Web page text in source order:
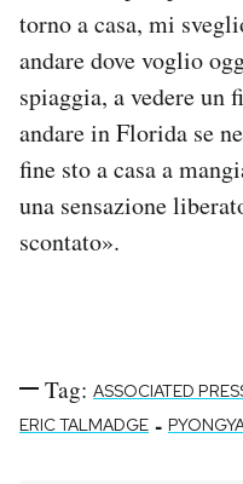
torno a casa, mi
andare dove voglio
spiaggia, a vedere un
andare in Florida se
fine sto a casa a
una sensazione
scontato».
Tag: ASSOCIATED
ERIC TALMADGE -